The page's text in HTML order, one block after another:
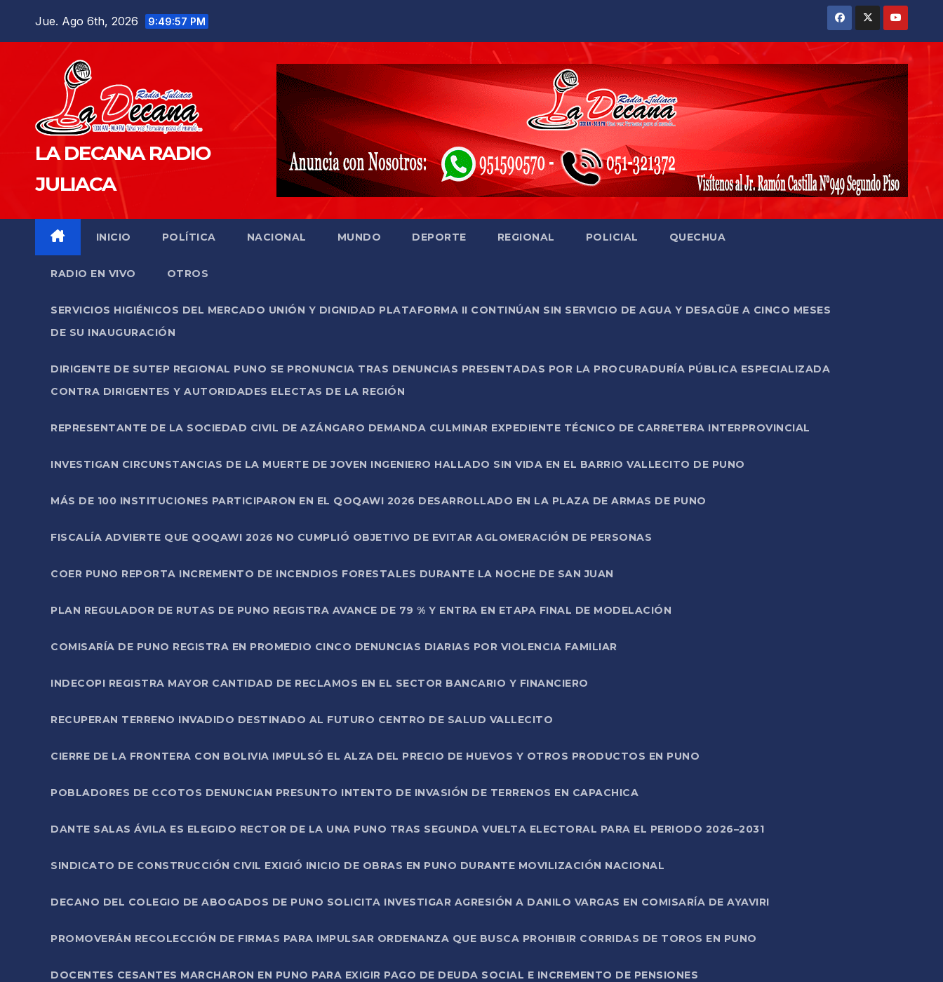
Jue. Ago 6th, 2026 9:49:58 PM
LA DECANA RADIO
JULIACA
INICIO POLÍTICA NACIONAL MUNDO DEPORTE REGIONAL POLICIAL QUECHUA
RADIO EN VIVO OTROS
SERVICIOS HIGIÉNICOS DEL MERCADO UNIÓN Y DIGNIDAD PLATAFORMA II CONTINÚAN SIN SERVICIO DE AGUA Y DESAGÜE A CINCO MESES
DE SU INAUGURACIÓN
DIRIGENTE DE SUTEP REGIONAL PUNO SE PRONUNCIA TRAS DENUNCIAS PRESENTADAS POR LA PROCURADURÍA PÚBLICA ESPECIALIZADA
CONTRA DIRIGENTES Y AUTORIDADES ELECTAS DE LA REGIÓN
REPRESENTANTE DE LA SOCIEDAD CIVIL DE AZÁNGARO DEMANDA CULMINAR EXPEDIENTE TÉCNICO DE CARRETERA INTERPROVINCIAL
INVESTIGAN CIRCUNSTANCIAS DE LA MUERTE DE JOVEN INGENIERO HALLADO SIN VIDA EN EL BARRIO VALLECITO DE PUNO
MÁS DE 100 INSTITUCIONES PARTICIPARON EN EL QOQAWI 2026 DESARROLLADO EN LA PLAZA DE ARMAS DE PUNO
FISCALÍA ADVIERTE QUE QOQAWI 2026 NO CUMPLIÓ OBJETIVO DE EVITAR AGLOMERACIÓN DE PERSONAS
COER PUNO REPORTA INCREMENTO DE INCENDIOS FORESTALES DURANTE LA NOCHE DE SAN JUAN
PLAN REGULADOR DE RUTAS DE PUNO REGISTRA AVANCE DE 79 % Y ENTRA EN ETAPA FINAL DE MODELACIÓN
COMISARÍA DE PUNO REGISTRA EN PROMEDIO CINCO DENUNCIAS DIARIAS POR VIOLENCIA FAMILIAR
INDECOPI REGISTRA MAYOR CANTIDAD DE RECLAMOS EN EL SECTOR BANCARIO Y FINANCIERO
RECUPERAN TERRENO INVADIDO DESTINADO AL FUTURO CENTRO DE SALUD VALLECITO
CIERRE DE LA FRONTERA CON BOLIVIA IMPULSÓ EL ALZA DEL PRECIO DE HUEVOS Y OTROS PRODUCTOS EN PUNO
POBLADORES DE CCOTOS DENUNCIAN PRESUNTO INTENTO DE INVASIÓN DE TERRENOS EN CAPACHICA
DANTE SALAS ÁVILA ES ELEGIDO RECTOR DE LA UNA PUNO TRAS SEGUNDA VUELTA ELECTORAL PARA EL PERIODO 2026–2031
SINDICATO DE CONSTRUCCIÓN CIVIL EXIGIÓ INICIO DE OBRAS EN PUNO DURANTE MOVILIZACIÓN NACIONAL
DECANO DEL COLEGIO DE ABOGADOS DE PUNO SOLICITA INVESTIGAR AGRESIÓN A DANILO VARGAS EN COMISARÍA DE AYAVIRI
PROMOVERÁN RECOLECCIÓN DE FIRMAS PARA IMPULSAR ORDENANZA QUE BUSCA PROHIBIR CORRIDAS DE TOROS EN PUNO
DOCENTES CESANTES MARCHARON EN PUNO PARA EXIGIR PAGO DE DEUDA SOCIAL E INCREMENTO DE PENSIONES